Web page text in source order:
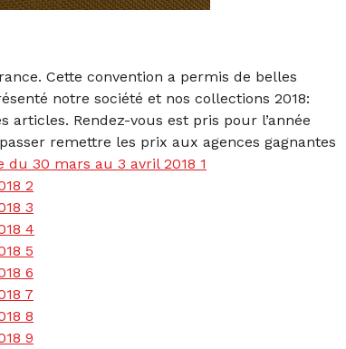
Cette convention a permis de belles
notre société et nos collections 2018:
articles. Rendez-vous est pris pour l’année
remettre les prix aux agences gagnantes